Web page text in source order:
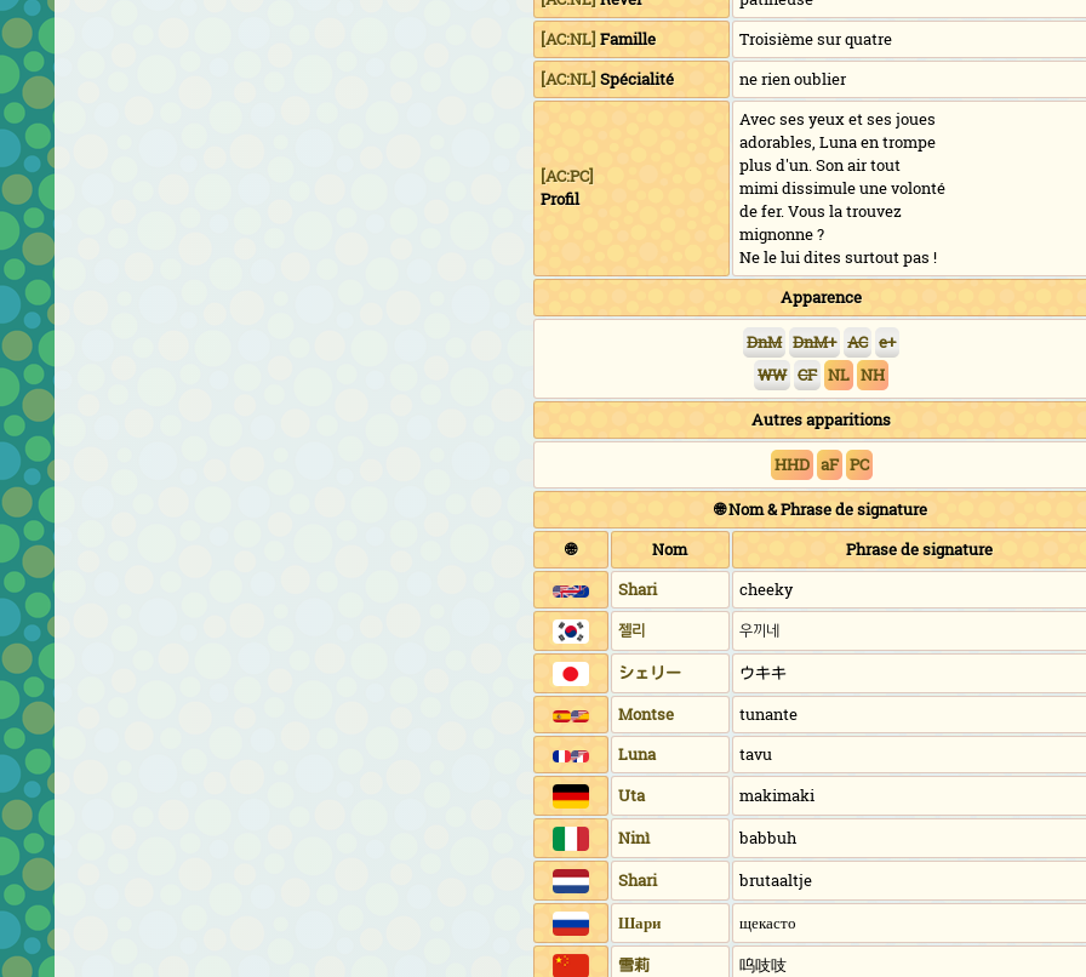
[AC:NL]Famille
Troisième sur quatre
[AC:NL]Spécialité ne rien oublier
[AC:PC]
Profil
Avec ses yeux et ses joues
adorables, Luna en trompe
plus d'un. Son air tout
mimi dissimule une volonté
de fer. Vous la trouvez
mignonne ?
Ne le lui dites surtout pas !
Apparence
DnM DnM+ AC e+
WW CF NL NH
Autres apparitions
HHD aF PC
🌐 Nom & Phrase de signature
🌐
Nom
Phrase de signature
Shari
cheeky
젤리
우끼네
シェリー
ウキキ
Montse
tunante
Luna
tavu
Uta
makimaki
Ninì
babbuh
Shari
brutaaltje
Шари щекасто
雪莉
呜吱吱